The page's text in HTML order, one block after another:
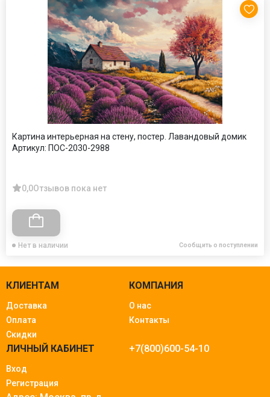
Картина интерьерная на стену, постер. Лавандовый домик
Артикул: ПОС-2030-2988
0,0Отзывов пока нет
Нет в наличии Сообщить о поступлении
КЛИЕНТАМ
Доставка
Оплата
Скидки
КОМПАНИЯ
О нас
Контакты
ЛИЧНЫЙ КАБИНЕТ
Вход
Регистрация
+7(800)600-54-10